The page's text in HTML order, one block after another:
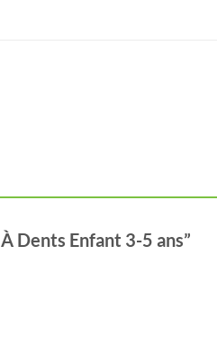
Dents Enfant 3-5 ans”